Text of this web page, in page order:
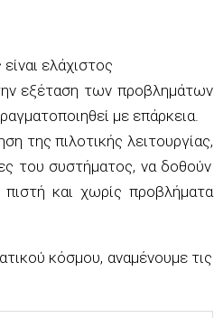
ελάχιστος
εξέταση των προβλημάτων
με επάρκεια.
της πιλοτικής λειτουργίας,
του συστήματος, να δοθούν
και χωρίς προβλήματα
κόσμου, αναμένουμε τις